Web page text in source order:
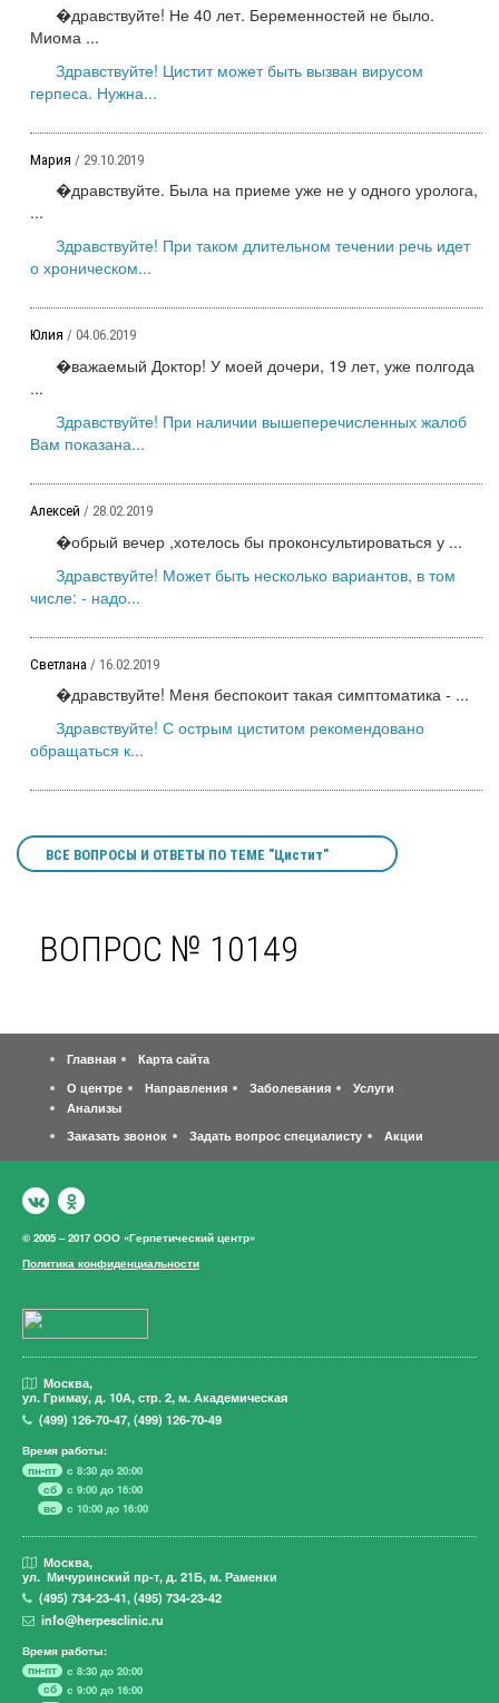
�дравствуйте! Не 40 лет. Беременностей не было.
Миома ...
Здравствуйте! Цистит может быть вызван вирусом
герпеса. Нужна...
Мария / 29.10.2019
�дравствуйте. Была на приеме уже не у одного уролога,
...
Здравствуйте! При таком длительном течении речь идет
о хроническом...
Юлия / 04.06.2019
�важаемый Доктор! У моей дочери, 19 лет, уже полгода
...
Здравствуйте! При наличии вышеперечисленных жалоб
Вам показана...
Алексей / 28.02.2019
�обрый вечер ,хотелось бы проконсультироваться у ...
Здравствуйте! Может быть несколько вариантов, в том
числе: - надо...
Светлана / 16.02.2019
�дравствуйте! Меня беспокоит такая симптоматика - ...
Здравствуйте! С острым циститом рекомендовано
обращаться к...
ВСЕ ВОПРОСЫ И ОТВЕТЫ ПО ТЕМЕ "Цистит"
ВОПРОС № 10149
Главная
Карта сайта
О центре
Направления Заболевания
Услуги
Анализы
Заказать звонок
Задать вопрос специалисту Акции
© 2005 – 2017 ООО «Герпетический центр»
Политика конфиденциальности
Москва,
ул. Гримау,д. 10А, стр. 2, м. Академическая
(499)126-70-47,(499)126-70-49
Время работы:
пн-пт
с 8:30 до 20:00
сб
с 9:00 до 16:00
вс
с 10:00 до 16:00
Москва,
ул. Мичуринский пр-т, д. 21Б, м. Раменки
(495)734-23-41,(495)734-23-42
info@herpesclinic.ru
Время работы:
пн-пт
с 8:30 до 20:00
сб
с 9:00 до 16:00